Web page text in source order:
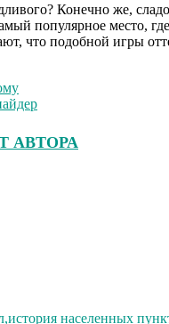
Конечно же,
популярное место,
что подобной игры
АВТОРА
населенных